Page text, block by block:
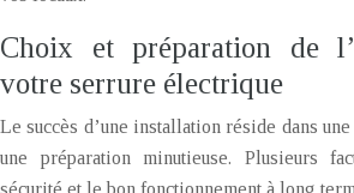
Choix et préparation de
votre serrure électrique
Le succès d’une installation réside dans
une préparation minutieuse. Plusieurs
sécurité et le bon fonctionnement à long